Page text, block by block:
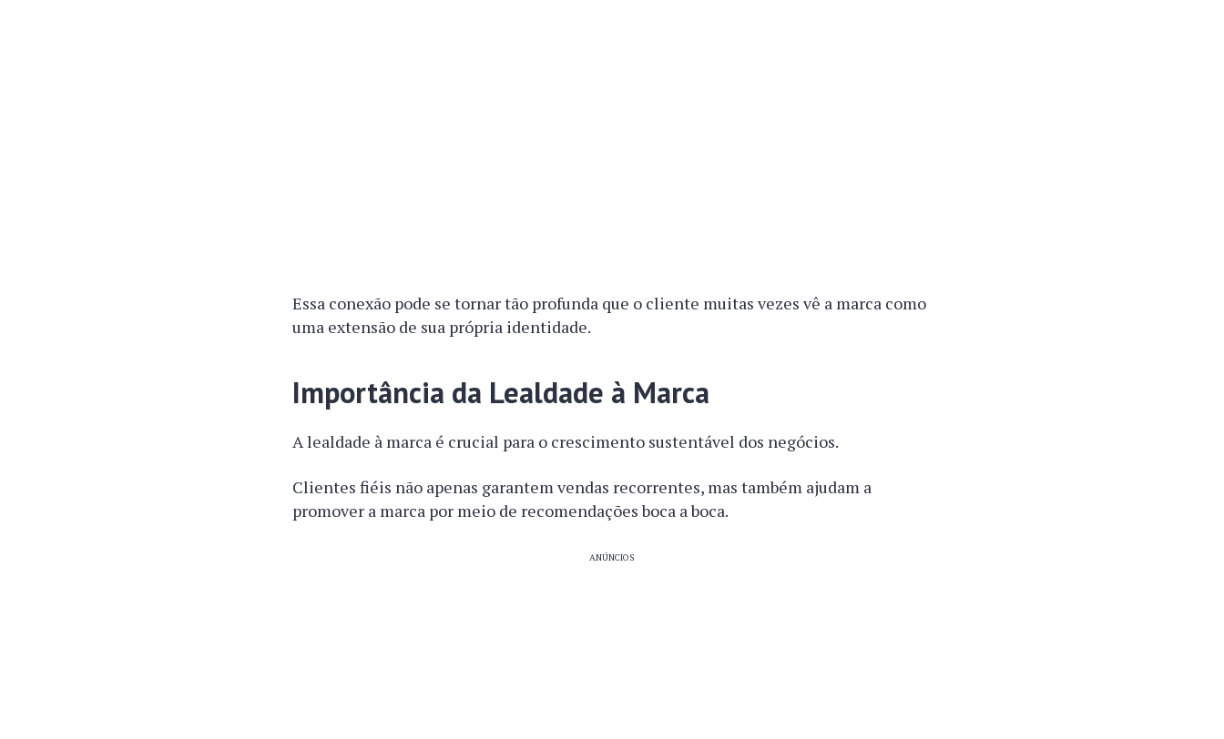
Essa conexão pode se tornar tão profunda que o cliente muitas vezes vê a marca como
uma extensão de sua própria identidade.
Importância da Lealdade à Marca
A lealdade à marca é crucial para o crescimento sustentável dos negócios.
Clientes fiéis não apenas garantem vendas recorrentes, mas também ajudam a
promover a marca por meio de recomendações boca a boca.
ANÚNCIOS